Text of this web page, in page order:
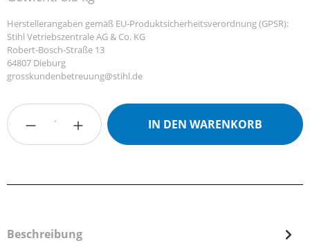
Herstellerangaben gemäß EU-Produktsicherheitsverordnung (GPSR):
Stihl Vetriebszentrale AG & Co. KG
Robert-Bosch-Straße 13
64807 Dieburg
grosskundenbetreuung@stihl.de
Produkt Anzahl: Gib den gewünschten
IN DEN WARENKORB
Beschreibung